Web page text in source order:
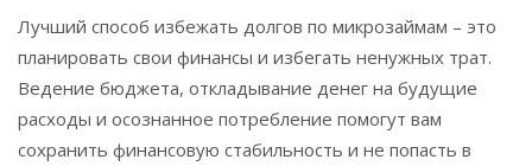
Лучший способ избежать долгов по микрозаймам – это
планировать свои финансы и избегать ненужных трат.
Ведение бюджета, откладывание денег на будущие
расходы и осознанное потребление помогут вам
сохранить финансовую стабильность и не попасть в